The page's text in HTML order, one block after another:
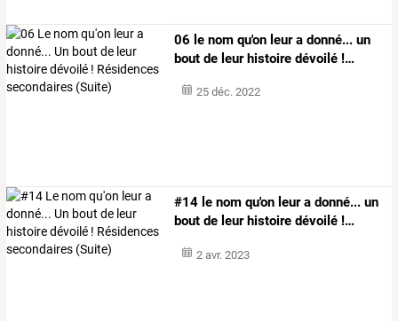
06 le nom qu'on leura donné... un
bout de leurhistoire dévoilé !…
25 déc. 2022
#14 le nom qu'on leura donné... un
bout de leurhistoire dévoilé !…
2 avr. 2023